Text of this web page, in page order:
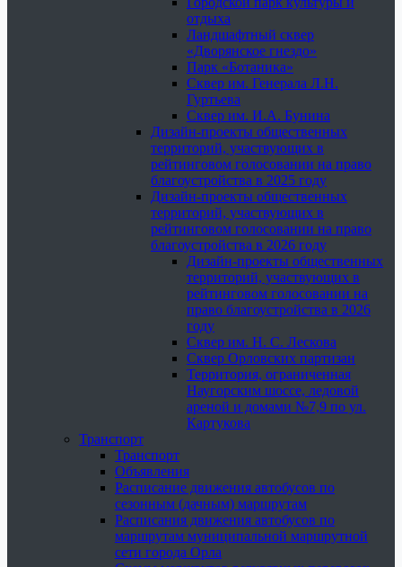
отдыха
Ландшафтный сквер
«Дворянское гнездо»
Парк «Ботаника»
Сквер им. Генерала Л.Н.
Гуртьева
Сквер им. И.А. Бунина
Дизайн-проекты общественных
территорий, участвующих в
рейтинговом голосовании на право
благоустройства в 2025 году
Дизайн-проекты общественных
территорий, участвующих в
рейтинговом голосовании на право
благоустройства в 2026 году
Дизайн-проекты общественных
территорий, участвующих в
рейтинговом голосовании на
право благоустройства в 2026
году
Сквер им. Н. С. Лескова
Сквер Орловских партизан
Территория, ограниченная
Наугорским шоссе, ледовой
ареной и домами №7,9 по ул.
Картукова
Транспорт
Транспорт
Объявления
Расписание движения автобусов по
сезонным (дачным) маршрутам
Расписания движения автобусов по
маршрутам муниципальной маршрутной
сети города Орла